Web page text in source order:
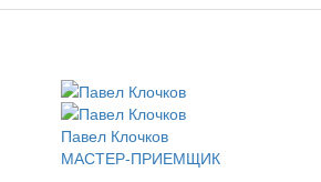
Павел Клочков
МАСТЕР-ПРИЕМЩИК